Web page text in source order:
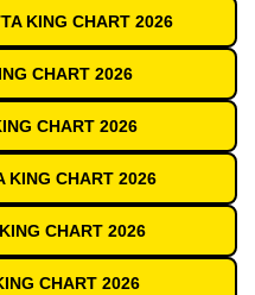
KING CHART 2026
CHART 2026
CHART 2026
KING CHART 2026
CHART 2026
CHART 2026